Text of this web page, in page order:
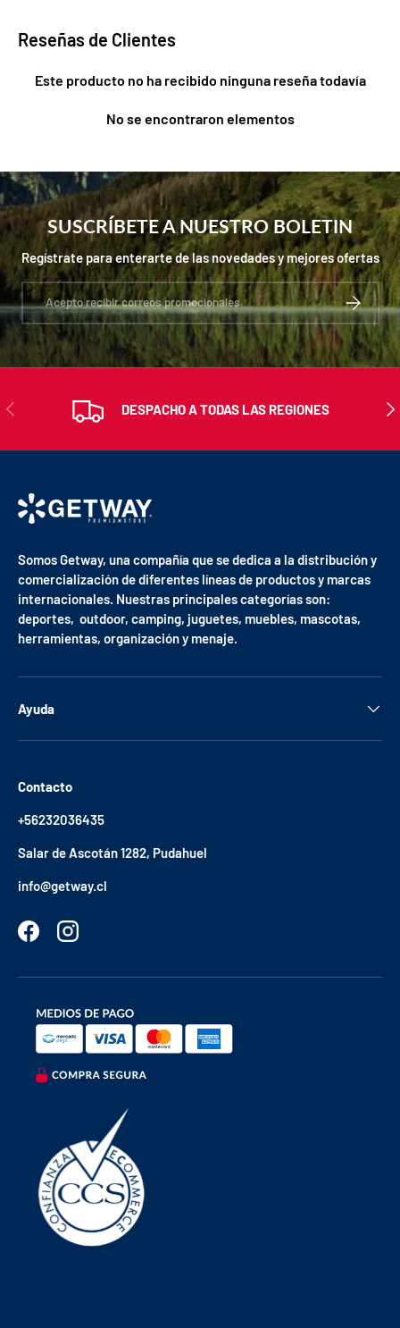
Reseñas de Clientes
Este producto no ha recibido ninguna reseña todavía
No se encontraron elementos
SUSCRÍBETE A NUESTRO BOLETIN
Regístrate para enterarte de las novedades y mejores ofertas
Correo electrónico
ANTERIOR DESPACHO A TODAS LAS REGIONES
Somos Getway, una compañía que se dedica a la distribución y
comercialización de diferentes líneas de productos y marcas
internacionales. Nuestras principales categorías son:
deportes, outdoor, camping, juguetes, muebles, mascotas,
herramientas, organización y menaje.
Ayuda
Contacto
+56232036435
Salar de Ascotán 1282, Pudahuel
info@getway.cl
FacebookInstagram